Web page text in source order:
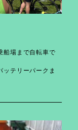
船場まで自転車で
テリーパークま